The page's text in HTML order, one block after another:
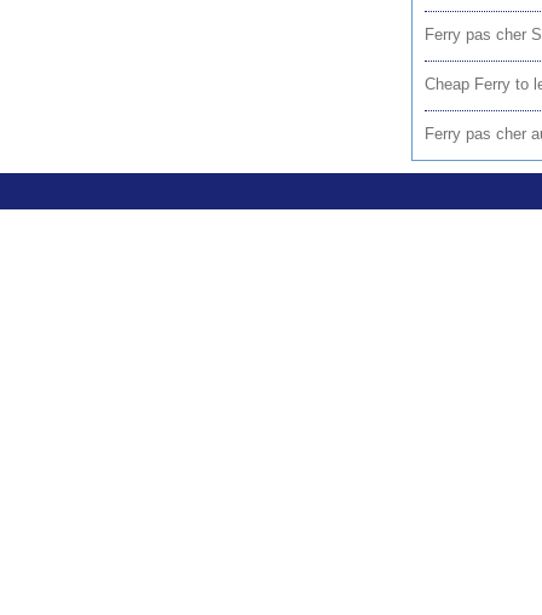
Ferry pas cher
Cheap Ferry to
Ferry pas cher